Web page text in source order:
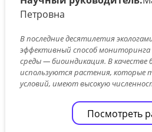
Петровна
В последние десятилетия
эффективный способ мониторинга
среды — биоиндикация. В качестве
используются растения, которые
условий, имеют высокую
Посмотреть